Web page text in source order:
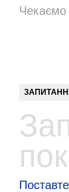
Чекаємо